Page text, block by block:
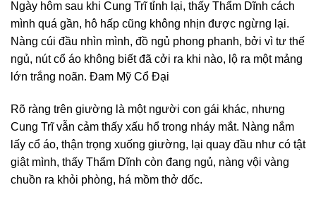
Ngày hôm sau khi Cung Trĩ tỉnh lại, thấy Thẩm Dĩnh cách
mình quá gần, hô hấp cũng không nhịn được ngừng lại.
Nàng cúi đầu nhìn mình, đồ ngủ phong phanh, bởi vì tư thế
ngủ, nút cổ áo không biết đã cởi ra khi nào, lộ ra một mảng
lớn trắng noãn. Đam Mỹ Cổ Đại
Rõ ràng trên giường là một người con gái khác, nhưng
Cung Trĩ vẫn cảm thấy xấu hổ trong nháy mắt. Nàng nắm
lấy cổ áo, thận trọng xuống giường, lại quay đầu như có tật
giật mình, thấy Thẩm Dĩnh còn đang ngủ, nàng vội vàng
chuồn ra khỏi phòng, há mồm thở dốc.